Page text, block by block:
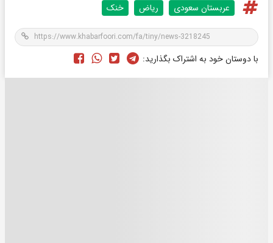
عربستان سعودی ریاض خنک
با دوستان خود به اشتراک بگذارید: